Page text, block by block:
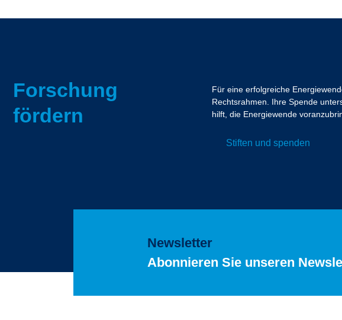
Forschung
fördern
Für eine erfolgreiche
Rechtsrahmen. Ihre Spende
hilft, die Energiewende
Stiften und spenden
Newsletter
Abonnieren Sie unseren